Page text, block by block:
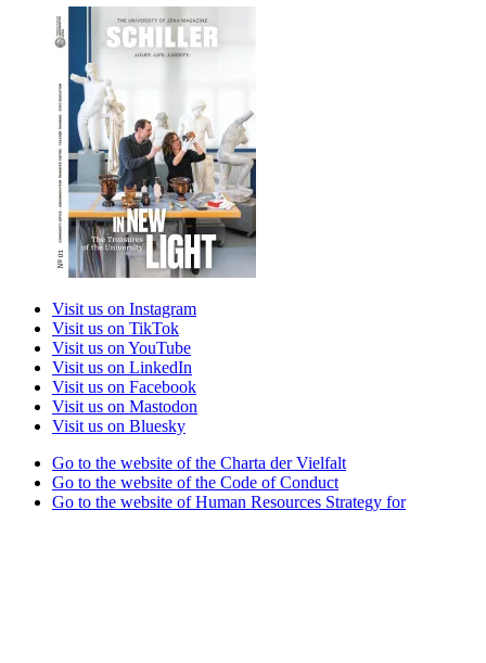
Visit us on Instagram
Visit us on TikTok
Visit us on YouTube
Visit us on LinkedIn
Visit us on Facebook
Visit us on Mastodon
Visit us on Bluesky
Go to the website of the Charta der Vielfalt
Go to the website of the Code of Conduct
Go to the website of Human Resources Strategy for